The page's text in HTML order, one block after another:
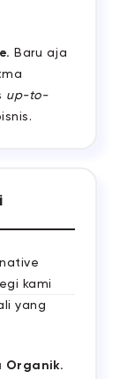
Baru aja
up-to-
kami
yang
Organik.